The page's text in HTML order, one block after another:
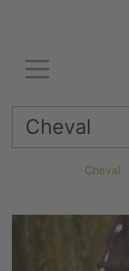
Cheval
Cheval